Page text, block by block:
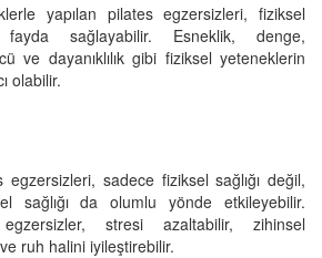
yapılan pilates egzersizleri, fiziksel
sağlayabilir. Esneklik, denge,
ve dayanıklılık gibi fiziksel yeteneklerin
olabilir.
egzersizleri, sadece fiziksel sağlığı değil,
sağlığı da olumlu yönde etkileyebilir.
stresi azaltabilir, zihinsel
ruh halini iyileştirebilir.